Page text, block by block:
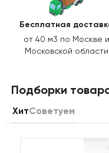
Бесплатная
от 40 м3 по Москве и
Московской области
Подборки
ХитСоветуем